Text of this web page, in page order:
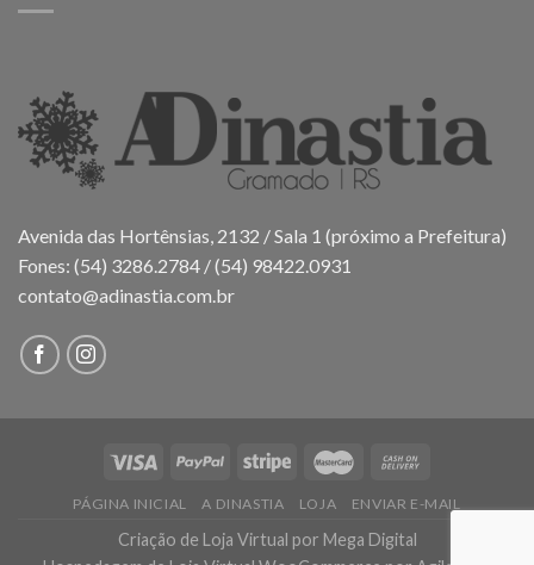
Avenida das Hortênsias, 2132 / Sala 1 (próximo a Prefeitura)
Fones: (54) 3286.2784 / (54) 98422.0931
contato@adinastia.com.br
PÁGINA INICIAL A DINASTIA LOJA ENVIAR E-MAIL
Criação de Loja Virtual por Mega Digital